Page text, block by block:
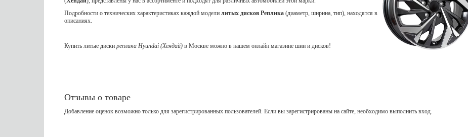
Подробности о технических характеристиках каждой модели литых дисков Реплика (диаметр, ширина, тип), находятся в
описаниях.
Купить литые диски реплика Hyundai (Хендай) в Москве можно в нашем онлайн магазине шин и дисков!
Отзывы о товаре
Добавление оценок возможно только для зарегистрированных пользователей. Если вы зарегистрированы на сайте, необходимо выполнить вход.